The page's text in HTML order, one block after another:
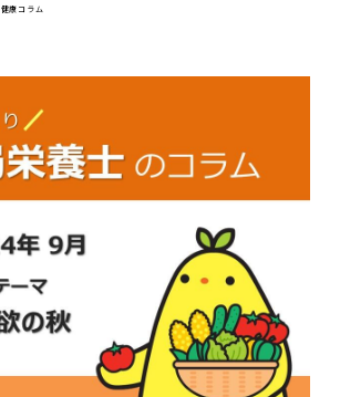
健康コラム